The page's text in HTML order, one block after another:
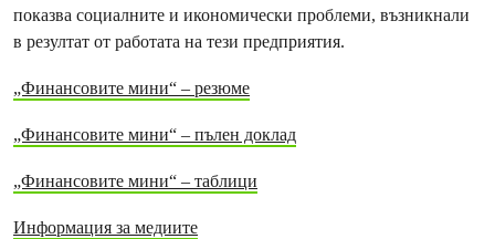
показва социалните и икономически проблеми, възникнали
в резултат от работата на тези предприятия.
„Финансовите мини“ – резюме
„Финансовите мини“ – пълен доклад
„Финансовите мини“ – таблици
Информация за медиите